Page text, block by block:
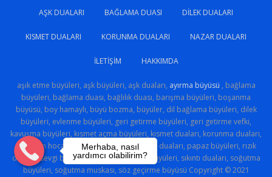
Merhaba, nasıl
yardımcı olabilirim?
AŞK DUALARI
BAĞLAMA DUASI DILEK DUALARI
KISMET DUALARI KORUNMA DUALARI NAZAR DUALARI
İLETIŞIM HAKKIMDA
aşık etme büyüleri, aşk büyüleri, aşk duaları, ayırma büyüsü , bağlama
büyüleri, bağlama duası, bağlılık duası, barışma büyüleri, boşanma
büyüsü, boy hamaylı, büyü bozma, büyüler, dil bağlama büyüleri, dilek
büyüleri, evlenme büyüleri, geri getirme büyüleri, geri getirme vefki,
kavuşma büyüleri, kısmet açma büyüleri, kısmet duaları, korunma duaları,
medyum hoca, muhabbet büyüleri, nazar duaları, papaz büyüleri, rızık
duaları, sevgi büyüsü, sevgi sihri, şirinlik büyüleri, sıkıntı duaları, soğutma
büyüleri, soğutma muskası, söz geçirme büyüsü Copyright © 2021